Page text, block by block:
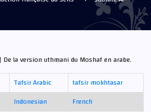
| De la version uthmani du Moshaf en arabe.
Tafsir Arabic
tafsir mokhtasar
Indonesian
French